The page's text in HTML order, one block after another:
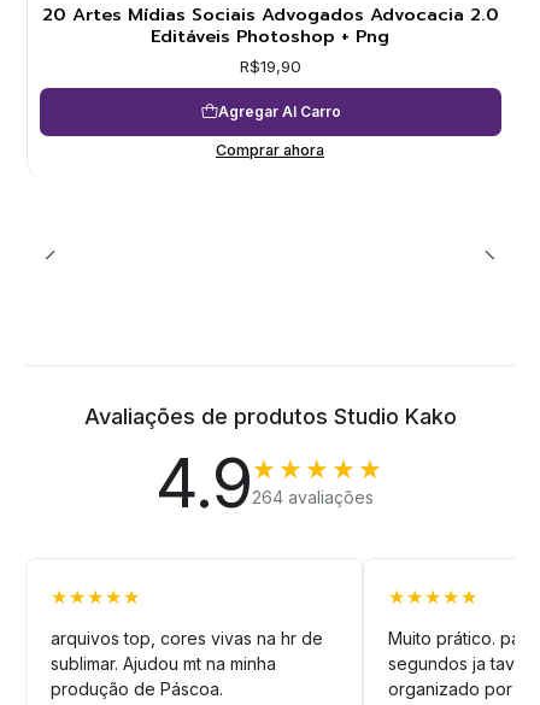
20 Artes Mídias Sociais Advogados Advocacia 2.0
Editáveis Photoshop + Png
R$19,90
Agregar Al Carro
Comprar ahora
Avaliações de produtos Studio Kako
4.9★★★★★
264 avaliações
★★★★★
arquivos top, cores vivas na hr de
sublimar. Ajudou mt na minha
produção de Páscoa.
★★★★★
Muito prático.
segundos ja tava
organizado por